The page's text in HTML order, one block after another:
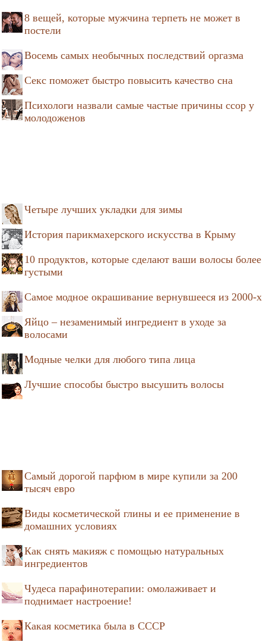
8 вещей, которые мужчина терпеть не может в
постели
Восемь самых необычных последствий оргазма
Секс поможет быстро повысить качество сна
Психологи назвали самые частые причины ссор у
молодоженов
Четыре лучших укладки для зимы
История парикмахерского искусства в Крыму
10 продуктов, которые сделают ваши волосы более
густыми
Самое модное окрашивание вернувшееся из 2000-х
Яйцо – незаменимый ингредиент в уходе за
волосами
Модные челки для любого типа лица
Лучшие способы быстро высушить волосы
Самый дорогой парфюм в мире купили за 200
тысяч евро
Виды косметической глины и ее применение в
домашних условиях
Как снять макияж с помощью натуральных
ингредиентов
Чудеса парафинотерапии: омолаживает и
поднимает настроение!
Какая косметика была в СССР